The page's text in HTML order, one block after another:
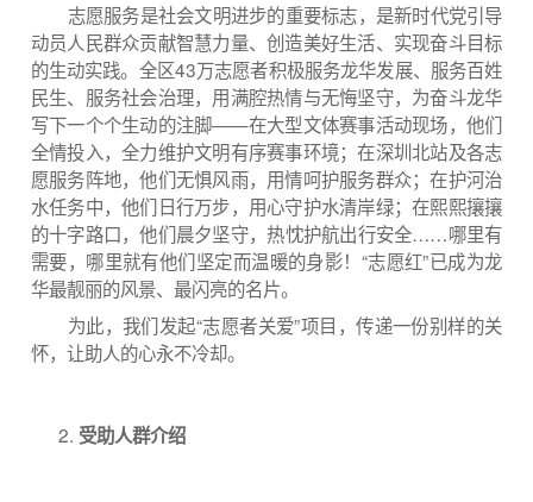
志愿服务是社会文明进步的重要标志，是新时代党引导
动员人民群众贡献智慧力量、创造美好生活、实现奋斗目标
的生动实践。全区43万志愿者积极服务龙华发展、服务百姓
民生、服务社会治理，用满腔热情与无悔坚守，为奋斗龙华
写下一个个生动的注脚——在大型文体赛事活动现场，他们
全情投入，全力维护文明有序赛事环境；在深圳北站及各志
愿服务阵地，他们无惧风雨，用情呵护服务群众；在护河治
水任务中，他们日行万步，用心守护水清岸绿；在熙熙攘攘
的十字路口，他们晨夕坚守，热忱护航出行安全……哪里有
需要，哪里就有他们坚定而温暖的身影！“志愿红”已成为龙
华最靓丽的风景、最闪亮的名片。
为此，我们发起“志愿者关爱”项目，传递一份别样的关
怀，让助人的心永不冷却。
受助人群介绍